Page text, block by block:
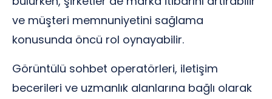
ve müşteri memnuniyetini sağlama
konusunda öncü rol oynayabilir.
Görüntülü sohbet operatörleri, iletişim
becerileri ve uzmanlık alanlarına bağlı olarak